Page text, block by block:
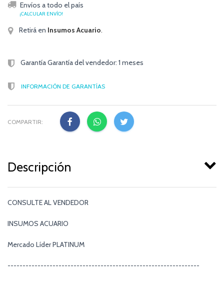
Envíos a todo el país
¡CALCULAR ENVÍO!
Retirá en Insumos Acuario.
Garantía Garantía del vendedor: 1 meses
INFORMACIÓN DE GARANTÍAS
COMPARTIR:
Descripción
CONSULTE AL VENDEDOR
INSUMOS ACUARIO
Mercado Líder PLATINUM
----------------------------------------------------------------